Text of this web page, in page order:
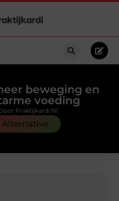
beweging en
voeding
Alternative
Praktijkardi.nl